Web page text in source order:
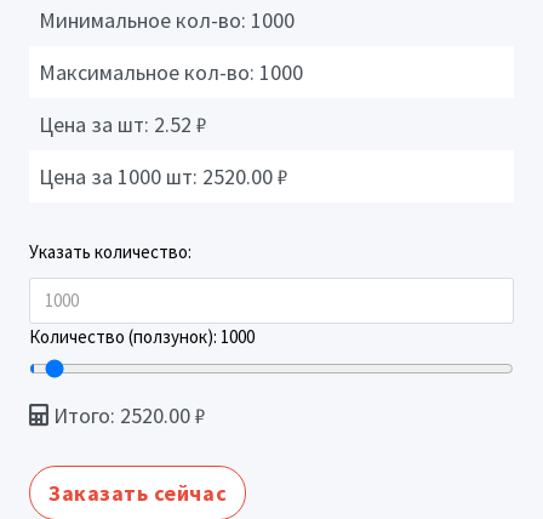
Минимальное кол-во: 1000
Максимальное кол-во: 1000
Цена за шт: 2.52 ₽
Цена за 1000 шт: 2520.00₽
Указать количество:
Количество (ползунок): 1000
Итого: 2520.00₽
Заказать сейчас